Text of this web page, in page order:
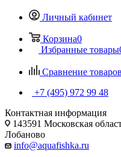
Личный кабинет
Корзина0
Избранные товары
Сравнение товаров
+7 (495) 972 99 48
Контактная информация
143591 Московская
Лобаново
info@aquafishka.ru